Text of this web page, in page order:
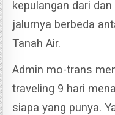
kepulangan dari
jalurnya berbeda
Tanah Air.
Admin mo-trans
traveling 9 hari
siapa yang punya.